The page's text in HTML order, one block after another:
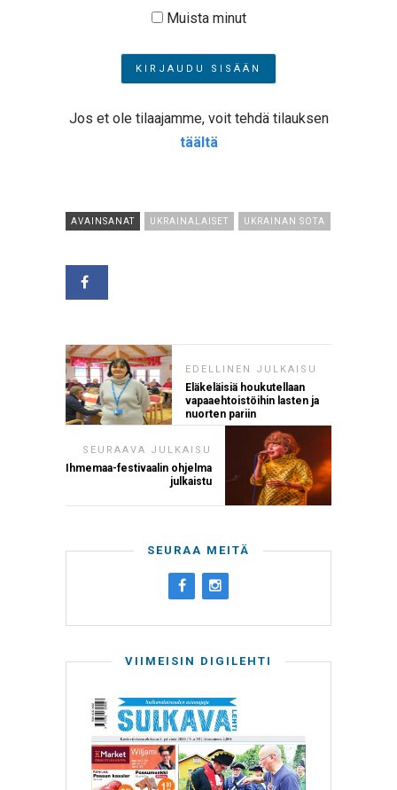
Muista minut
Jos et ole tilaajamme, voit tehdä tilauksen
täältä
AVAINSANAT UKRAINALAISET UKRAINAN SOTA
EDELLINEN JULKAISU
Eläkeläisiä houkutellaan
vapaaehtoistöihin lasten ja
nuorten pariin
SEURAAVA JULKAISU
Ihmemaa-festivaalin ohjelma
julkaistu
SEURAA MEITÄ
VIIMEISIN DIGILEHTI